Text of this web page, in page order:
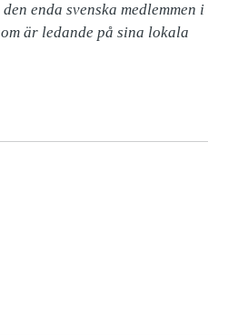
enda svenska medlemmen i
är ledande på sina lokala